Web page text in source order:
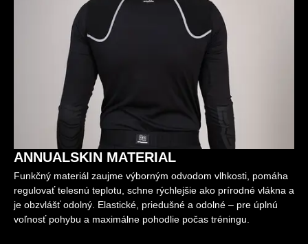
ANNUALSKIN MATERIAL
Funkčný materiál zaujme výborným odvodom vlhkosti, pomáha
regulovať telesnú teplotu, schne rýchlejšie ako prírodné vlákna a
je obzvlášť odolný. Elastické, priedušné a odolné – pre úplnú
voľnosť pohybu a maximálne pohodlie počas tréningu.